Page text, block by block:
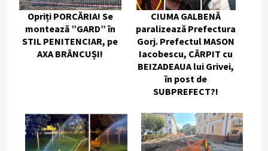
Opriți PORCĂRIA! Se
montează ”GARD” în
STIL PENITENCIAR, pe
AXA BRÂNCUȘI!
CIUMA GALBENĂ
paralizează Prefectura
Gorj. Prefectul MASON
Iacobescu, CÂRPIT cu
BEIZADEAUA lui Grivei,
în post de
SUBPREFECT?!